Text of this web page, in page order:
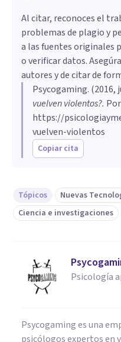
Al citar, reconoces el
problemas de plagio y
a las fuentes originales
o verificar datos.
autores y de citar de
Psycogaming. (2016,
vuelven violentos?.
https://
vuelven-violentos
Copiar cita
Tópicos Nuevas
Ciencia e investigaciones
Psicología
Psycogaming es una
psicólogos expertos en